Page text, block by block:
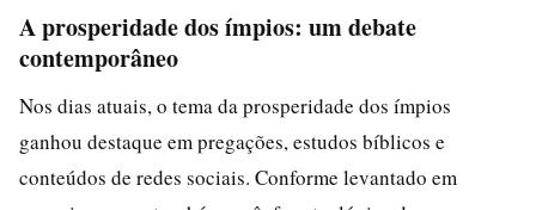
A prosperidade dos ímpios: um debate
contemporâneo
Nos dias atuais, o tema da prosperidade dos ímpios
ganhou destaque em pregações, estudos bíblicos e
conteúdos de redes sociais. Conforme levantado em